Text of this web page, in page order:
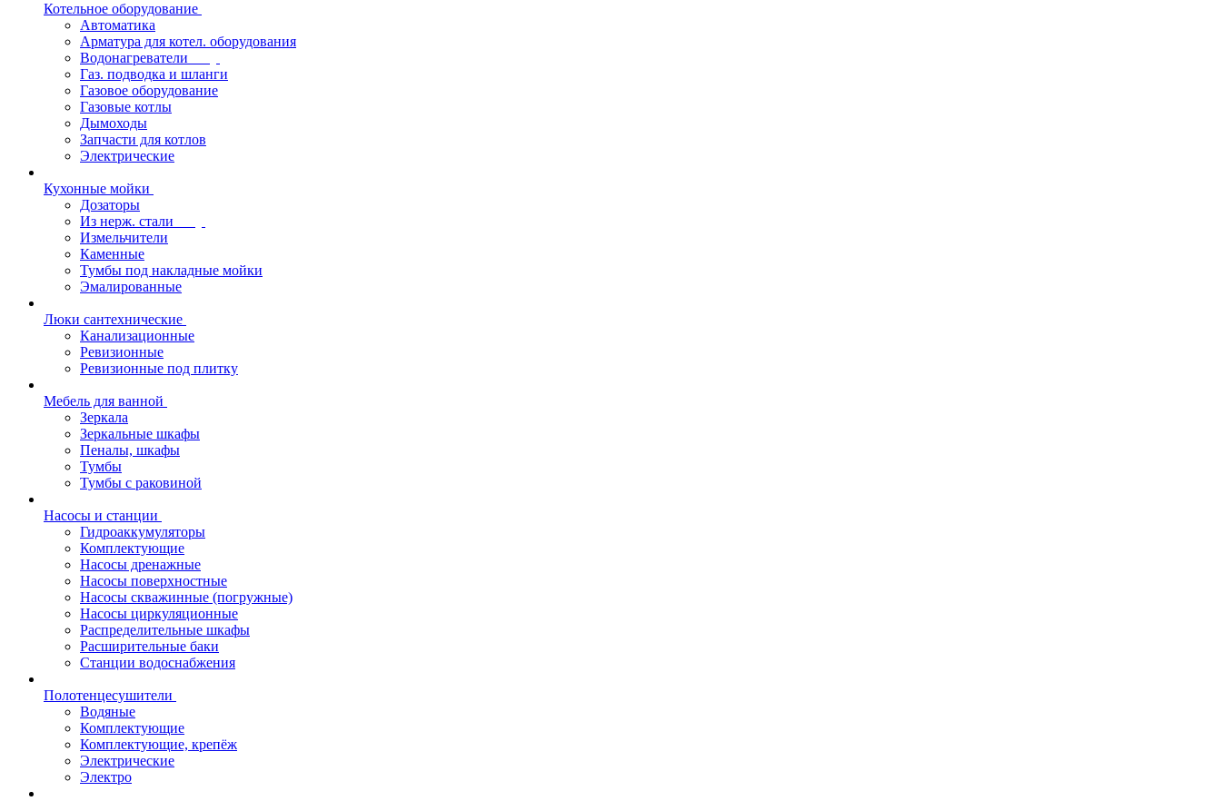
Котельное оборудование
Автоматика
Арматура для котел. оборудования
Водонагреватели
Газ. подводка и шланги
Газовое оборудование
Газовые котлы
Дымоходы
Запчасти для котлов
Электрические
Кухонные мойки
Дозаторы
Из нерж. стали
Измельчители
Каменные
Тумбы под накладные мойки
Эмалированные
Люки сантехнические
Канализационные
Ревизионные
Ревизионные под плитку
Мебель для ванной
Зеркала
Зеркальные шкафы
Пеналы, шкафы
Тумбы
Тумбы с раковиной
Насосы и станции
Гидроаккумуляторы
Комплектующие
Насосы дренажные
Насосы поверхностные
Насосы скважинные (погружные)
Насосы циркуляционные
Распределительные шкафы
Расширительные баки
Станции водоснабжения
Полотенцесушители
Водяные
Комплектующие
Комплектующие, крепёж
Электрические
Электро